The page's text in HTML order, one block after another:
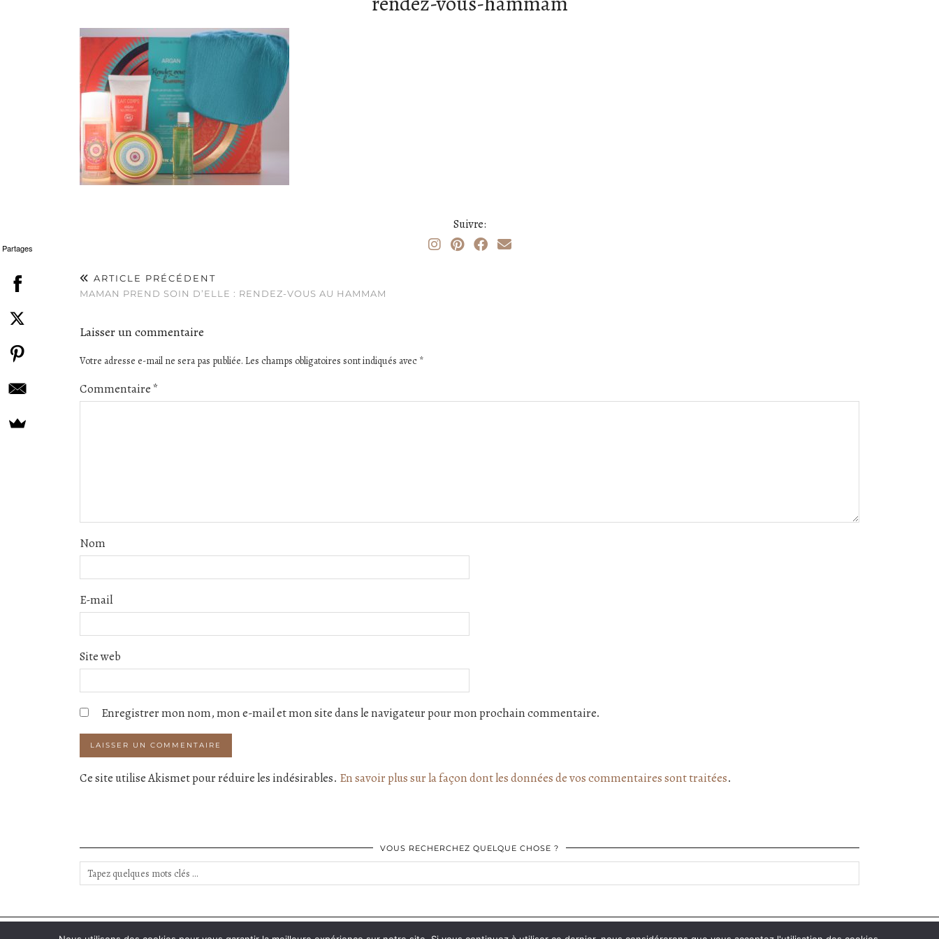
Suivre:
ARTICLE PRÉCÉDENT
MAMAN PREND SOIN D’ELLE : RENDEZ-VOUS AU HAMMAM
Laisser un commentaire
Votre adresse e-mail ne sera pas publiée. Les champs obligatoires sont indiqués avec *
Commentaire *
Nom
E-mail
Site web
Enregistrer mon nom, mon e-mail et mon site dans le navigateur pour mon prochain commentaire.
Ce site utilise Akismet pour réduire les indésirables. En savoir plus sur la façon dont les données de vos commentaires sont traitées.
VOUS RECHERCHEZ QUELQUE CHOSE ?
INSTAGRAM | 2313 FACEBOOK | 575 PINTEREST| 862
Partages